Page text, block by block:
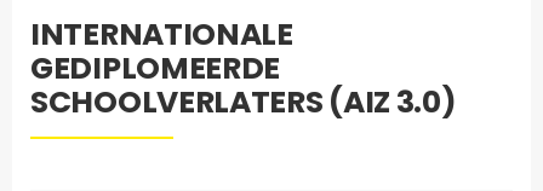
INTERNATIONALE
GEDIPLOMEERDE
SCHOOLVERLATERS (AIZ 3.0)